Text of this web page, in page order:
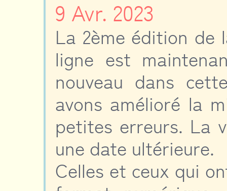
9 Avr. 2023
La 2ème édition de
ligne est
nouveau dans
avons amélioré la
petites erreurs. La
une date ultérieure.
Celles et ceux qui